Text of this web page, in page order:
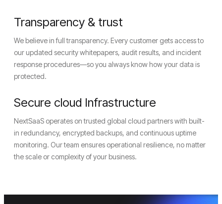
Transparency & trust
We believe in full transparency. Every customer gets access to
our updated security whitepapers, audit results, and incident
response procedures—so you always know how your data is
protected.
Secure cloud Infrastructure
NextSaaS operates on trusted global cloud partners with built-
in redundancy, encrypted backups, and continuous uptime
monitoring. Our team ensures operational resilience, no matter
the scale or complexity of your business.